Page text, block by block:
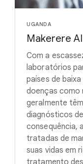
UGANDA
Makerere
Com a
laboratórios
países de
doenças como
geralmente
diagnósticos
consequência,
tratadas de
suas vidas em
tratamento